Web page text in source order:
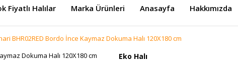
Fiyatlı Halılar Marka Ürünleri Anasayfa Hakkımızda
BHR02RED Bordo İnce Kaymaz Dokuma Halı 120X180 cm
Eko Halı